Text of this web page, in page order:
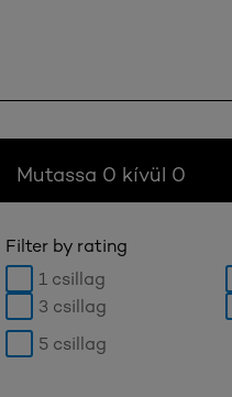
Mutassa 0 kívül 0
Filter by rating
1 csillag
3 csillag
5 csillag